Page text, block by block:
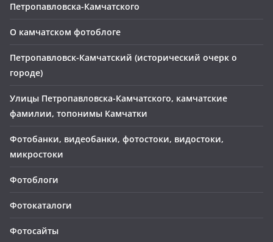
Петропавловска-Камчатского
О камчатском фотоблоге
Петропавловск-Камчатский (исторический очерк о
городе)
Улицы Петропавловска-Камчатского, камчатские
фамилии, топонимы Камчатки
Фотобанки, видеобанки, фотостоки, видостоки,
микростоки
Фотоблоги
Фотокаталоги
Фотосайты